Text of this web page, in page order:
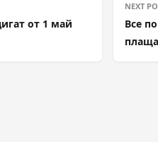
от 1 май
NEXT
Все